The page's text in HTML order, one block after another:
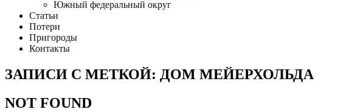
Южный федеральный округ
Статьи
Потери
Пригороды
Контакты
ЗАПИСИ С МЕТКОЙ: ДОМ МЕЙЕРХОЛЬДА
NOT FOUND